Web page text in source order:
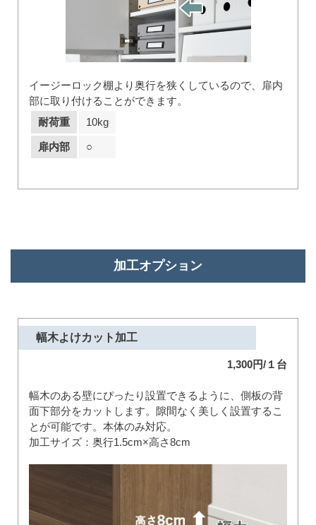
イージーロック棚より奥行を狭くしているので、扉内
部に取り付けることができます。
耐荷重
10kg
扉内部 ○
加工オプション
幅木よけカット加工
1,300円/１台
幅木のある壁にぴったり設置できるように、側板の背
面下部分をカットします。隙間なく美しく設置するこ
とが可能です。本体のみ対応。
加工サイズ：奥行1.5cm×高さ8cm